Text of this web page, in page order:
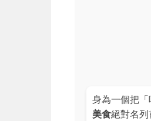
身為一個把
美食絕對名